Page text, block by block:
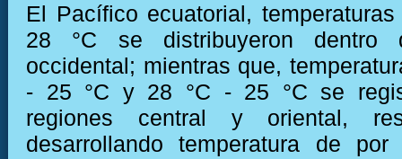
El Pacífico ecuatorial,
28 °C se distribuyeron dentro
occidental; mientras que,
- 25 °C y 28 °C - 25 °C se
regiones central y oriental,
desarrollando temperatura de